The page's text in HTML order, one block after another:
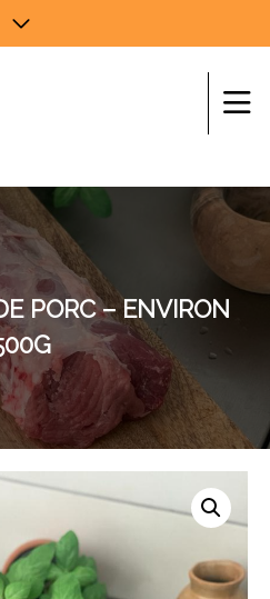
PORC – ENVIRON